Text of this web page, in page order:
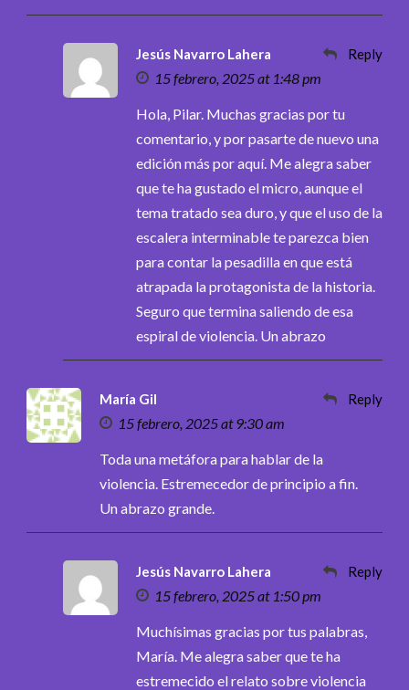
Jesús Navarro Lahera
15 febrero, 2025 at 1:48 pm
Reply
Hola, Pilar. Muchas gracias por tu
comentario, y por pasarte de nuevo una
edición más por aquí. Me alegra saber
que te ha gustado el micro, aunque el
tema tratado sea duro, y que el uso de la
escalera interminable te parezca bien
para contar la pesadilla en que está
atrapada la protagonista de la historia.
Seguro que termina saliendo de esa
espiral de violencia. Un abrazo
María Gil
15 febrero, 2025 at 9:30 am
Reply
Toda una metáfora para hablar de la
violencia. Estremecedor de principio a fin.
Un abrazo grande.
Jesús Navarro Lahera
15 febrero, 2025 at 1:50 pm
Reply
Muchísimas gracias por tus palabras,
María. Me alegra saber que te ha
estremecido el relato sobre violencia